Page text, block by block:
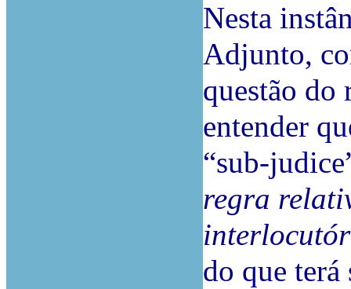
Nesta
Adjunto,
questão do
entender
“sub-
regra
do que